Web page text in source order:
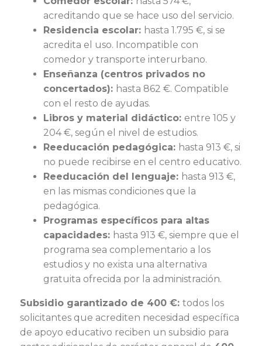
acreditando que se hace uso del servicio.
Residencia escolar: hasta 1.795 €, si se
acredita el uso. Incompatible con
comedor y transporte interurbano.
Enseñanza (centros privados no
concertados): hasta 862 €. Compatible
con el resto de ayudas.
Libros y material didáctico: entre 105 y
204 €, según el nivel de estudios.
Reeducación pedagógica: hasta 913 €, si
no puede recibirse en el centro educativo.
Reeducación del lenguaje: hasta 913 €,
en las mismas condiciones que la
pedagógica.
Programas específicos para altas
capacidades: hasta 913 €, siempre que el
programa sea complementario a los
estudios y no exista una alternativa
gratuita ofrecida por la administración.
Subsidio garantizado de 400 €: todos los
solicitantes que acrediten necesidad específica
de apoyo educativo reciben un subsidio para